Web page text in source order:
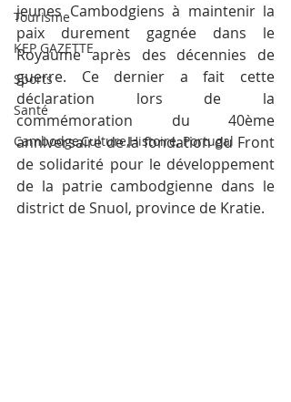
Tourisme
KEP GAZETTE
Sports
Santé
Cambodge,Culture,Histoire, Portugal
jeunes Cambodgiens à maintenir la
paix durement gagnée dans le
Royaume après des décennies de
guerre. Ce dernier a fait cette
déclaration lors de la
commémoration du 40ème
anniversaire de la fondation du Front
de solidarité pour le développement
de la patrie cambodgienne dans le
district de Snuol, province de Kratie.